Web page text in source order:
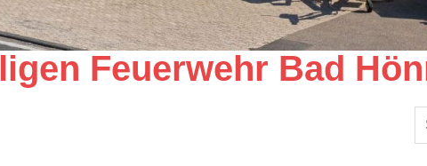
Feuerwehr Bad